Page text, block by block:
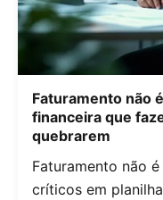
Faturamento não
financeira que
quebrarem
Faturamento não
críticos em